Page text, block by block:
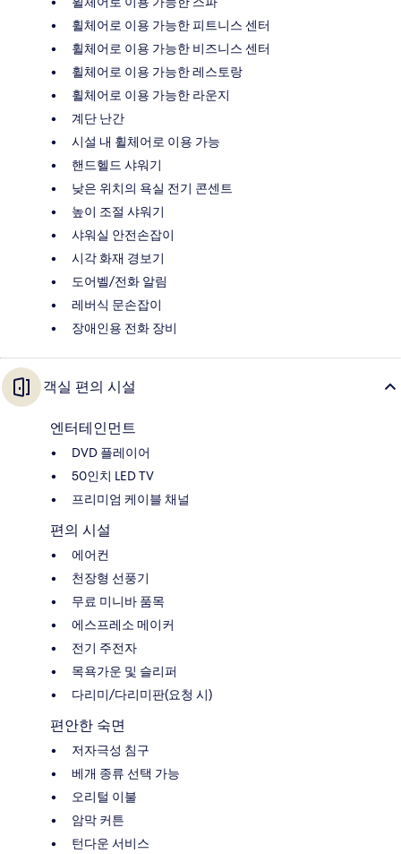
휠체어로 이용 가능한 피트니스 센터
휠체어로 이용 가능한 비즈니스 센터
휠체어로 이용 가능한 레스토랑
휠체어로 이용 가능한 라운지
계단 난간
시설 내 휠체어로 이용 가능
핸드헬드 샤워기
낮은 위치의 욕실 전기 콘센트
높이 조절 샤워기
샤워실 안전손잡이
시각 화재 경보기
도어벨/전화 알림
레버식 문손잡이
장애인용 전화 장비
객실 편의 시설
엔터테인먼트
DVD 플레이어
50인치 LED TV
프리미엄 케이블 채널
편의 시설
에어컨
천장형 선풍기
무료 미니바 품목
에스프레소 메이커
전기 주전자
목욕가운 및 슬리퍼
다리미/다리미판(요청 시)
편안한 숙면
저자극성 침구
베개 종류 선택 가능
오리털 이불
암막 커튼
턴다운 서비스